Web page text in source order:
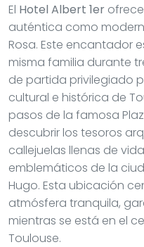
El Hotel Albert 1er
auténtica como
Rosa. Este encantador
misma familia durante
de partida privilegiado
cultural e histórica de
pasos de la famosa
descubrir los tesoros
callejuelas llenas de
emblemáticos de la
Hugo. Esta ubicación
atmósfera tranquila,
mientras se está en el
Toulouse.